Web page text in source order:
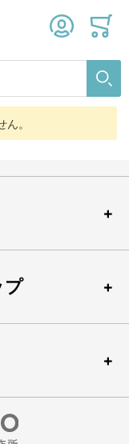
検索
。
プ